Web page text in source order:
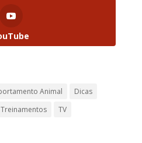
Animal
Dicas
Treinamentos TV